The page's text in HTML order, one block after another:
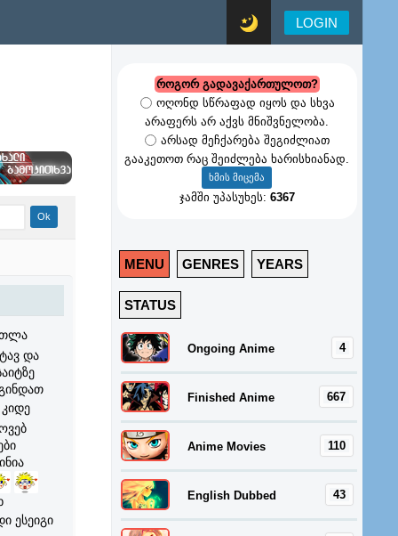
LOGIN
და
ესეიგი
როგორ გადავაქართულოთ?
ოღონდ სწრაფად იყოს და სხვა
არაფერს არ აქვს მნიშვნელობა.
არსად მეჩქარება შეგიძლიათ
გააკეთოთ რაც შეიძლება ხარისხიანად.
ჯამში უპასუხეს: 6367
MENU GENRES YEARS
STATUS
4
Ongoing Anime
667
Finished Anime
110
Anime Movies
43
English Dubbed